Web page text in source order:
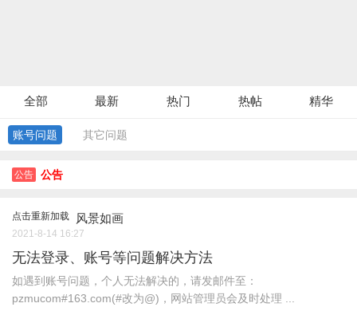
全部 最新 热门 热帖 精华
账号问题 其它问题
公告 公告
点击重新加载 风景如画
2021-8-14 16:27
无法登录、账号等问题解决方法
如遇到账号问题，个人无法解决的，请发邮件至：
pzmucom#163.com(#改为@)，网站管理员会及时处理 ...